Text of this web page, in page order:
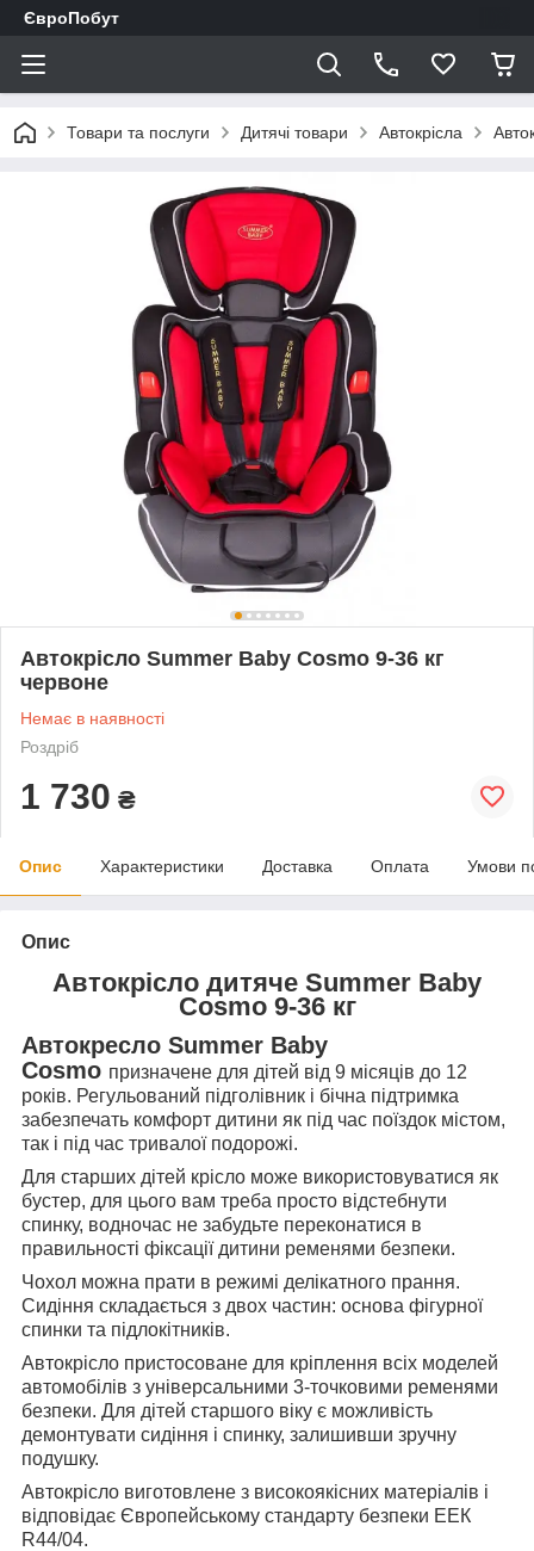
ЄвроПобут
Товари та послуги Дитячі товари Автокрісла
Автокрісло Summer Baby Cosmo 9-36 кг
червоне
Немає в наявності
Роздріб
1 730 ₴
Опис Характеристики Доставка Оплата Умови
Опис
Автокрісло дитяче Summer Baby
Cosmo 9-36 кг
Автокресло Summer Baby
Cosmo призначене для дітей від 9 місяців до 12
років. Регульований підголівник і бічна підтримка
забезпечать комфорт дитини як під час поїздок містом,
так і під час тривалої подорожі.
Для старших дітей крісло може використовуватися як
бустер, для цього вам треба просто відстебнути
спинку, водночас не забудьте переконатися в
правильності фіксації дитини ременями безпеки.
Чохол можна прати в режимі делікатного прання.
Сидіння складається з двох частин: основа фігурної
спинки та підлокітників.
Автокрісло пристосоване для кріплення всіх моделей
автомобілів з універсальними 3-точковими ременями
безпеки. Для дітей старшого віку є можливість
демонтувати сидіння і спинку, залишивши зручну
подушку.
Автокрісло виготовлене з високоякісних матеріалів і
відповідає Європейському стандарту безпеки ЕЕК
R44/04.